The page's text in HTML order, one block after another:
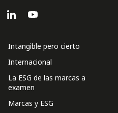
Intangible pero cierto
Internacional
La ESG de las marcas a
examen
Marcas y ESG